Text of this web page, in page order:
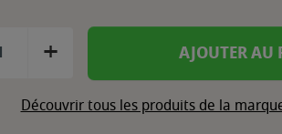
+ AJOUTER AU
Découvrir tous les produits de la